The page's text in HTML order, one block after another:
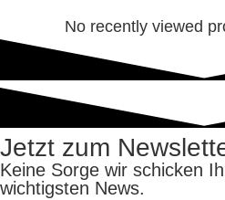
No recently viewed
Jetzt zum
Keine Sorge wir schicken
wichtigsten News.